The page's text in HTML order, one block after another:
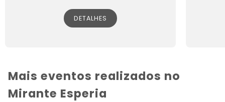
DETALHES
Mais eventos realizados no
Mirante Esperia